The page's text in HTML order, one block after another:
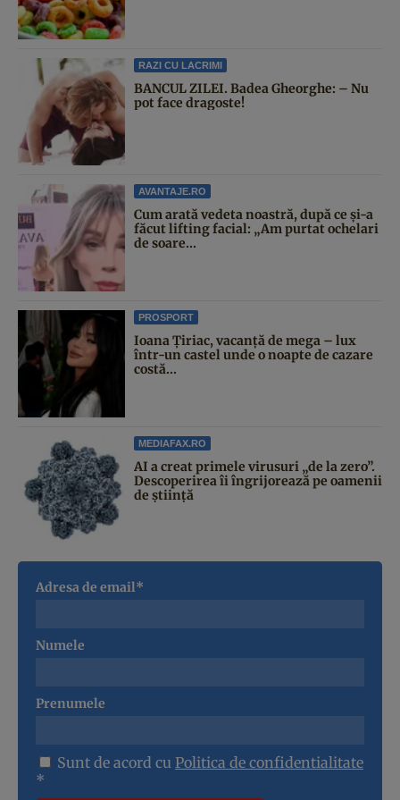
RAZI CU LACRIMI
BANCUL ZILEI. Badea Gheorghe: – Nu
pot face dragoste!
AVANTAJE.RO
Cum arată vedeta noastră, după ce și-a
făcut lifting facial: „Am purtat ochelari
de soare...
PROSPORT
Ioana Țiriac, vacanță de mega – lux
într-un castel unde o noapte de cazare
costă...
MEDIAFAX.RO
AI a creat primele virusuri „de la zero”.
Descoperirea îi îngrijorează pe oamenii
de știință
Adresa de email*
Numele
Prenumele
Sunt de acord cu Politica de confidentialitate
*